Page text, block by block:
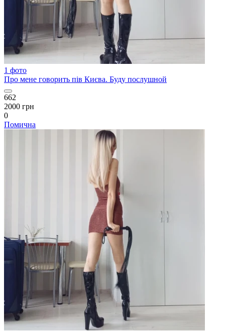
1 фото
Про мене говорить пів Києва. Буду послушной
662
2000 грн
0
Помична